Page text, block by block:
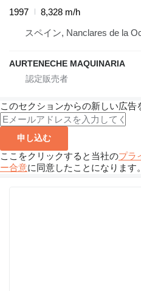
1997
8,328 m/h
スペイン, Nanclares de la
AURTENECHE MAQUINARIA
このセクションからの新しい広告
申し込む
ここをクリックすると当社のプラ
ー合意に同意したことになります。